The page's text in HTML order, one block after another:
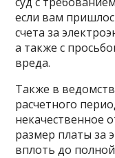
если вам
счета за
а также с
вреда.
Также в
расчетного
некачественное
размер платы за
вплоть до